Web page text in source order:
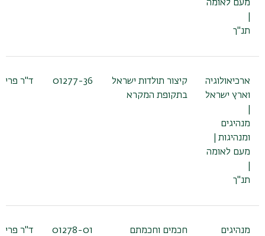
מעם לאומה
תנ"ך
ארכיאולוגיה
וארץ ישראל
מנהיגים
ומנהיגות |
מעם לאומה
תנ"ך
קיצור תולדות ישראל
בתקופת המקרא
01277-36 ד"ר
מנהיגים
חכמים וחכמתם
01278-01 ד"ר